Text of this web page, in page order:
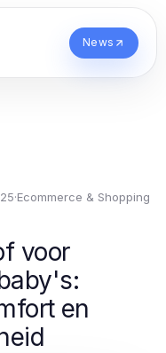
News
·Ecommerce & Shopping
voor
en